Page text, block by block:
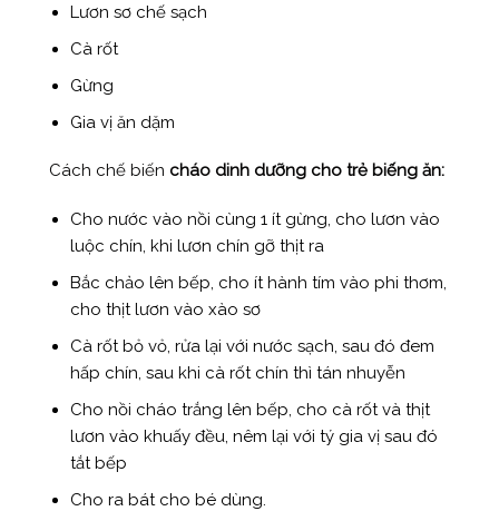
Lươn sơ chế sạch
Cà rốt
Gừng
Gia vị ăn dặm
Cách chế biến cháo dinh dưỡng cho trẻ biếng ăn:
Cho nước vào nồi cùng 1 ít gừng, cho lươn vào
luộc chín, khi lươn chín gỡ thịt ra
Bắc chảo lên bếp, cho ít hành tím vào phi thơm,
cho thịt lươn vào xào sơ
Cà rốt bỏ vỏ, rửa lại với nước sạch, sau đó đem
hấp chín, sau khi cà rốt chín thì tán nhuyễn
Cho nồi cháo trắng lên bếp, cho cà rốt và thịt
lươn vào khuấy đều, nêm lại với tý gia vị sau đó
tắt bếp
Cho ra bát cho bé dùng.